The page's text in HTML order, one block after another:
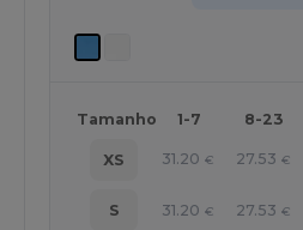
Tamanho 1-7 8-23
XS 31.20 € 27.53 €
S 31.20 € 27.53 €